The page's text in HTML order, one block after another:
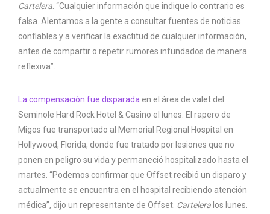
Cartelera . “Cualquier información que indique lo contrario es
falsa. Alentamos a la gente a consultar fuentes de noticias
confiables y a verificar la exactitud de cualquier información,
antes de compartir o repetir rumores infundados de manera
reflexiva”.
La compensación fue disparada en el área de valet del
Seminole Hard Rock Hotel & Casino el lunes. El rapero de
Migos fue transportado al Memorial Regional Hospital en
Hollywood, Florida, donde fue tratado por lesiones que no
ponen en peligro su vida y permaneció hospitalizado hasta el
martes. “Podemos confirmar que Offset recibió un disparo y
actualmente se encuentra en el hospital recibiendo atención
médica”, dijo un representante de Offset. Cartelera los lunes.